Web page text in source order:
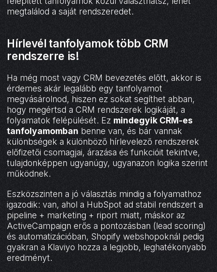
megtalálod a saját rendszeredet.
Hírlevél tanfolyamok több CRM
rendszerre is!
Ha még most vagy CRM bevezetés előtt, akkor is
érdemes akár legalább egy tanfolyamot
megvásárolnod, hiszen ez sokat segíthet abban,
hogy megértsd a CRM rendszerek logikáját, a
folyamatok felépülését. Ez mindegyik CRM-es
tanfolyamomban benne van, és bár vannak
különbségek a különböző hírlevelező rendszerek
előfizetői csomagjai, árazása és funkcióit tekintve,
tulajdonképpen ugyanúgy, ugyanazon logika szerint
működnek.
Eszközszinten a jó választás mindig a folyamathoz
igazodik: van, ahol a HubSpot ad stabil rendszert a
pipeline + marketing + riport miatt, máskor az
ActiveCampaign erős a pontozásban (lead scoring)
és automatizációban, Shopify webshopoknál pedig
gyakran a Klaviyo hozza a legjobb, leghatékonyabb
eredményt.